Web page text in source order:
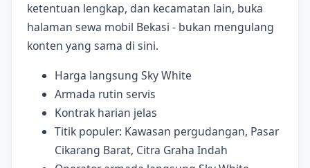
ketentuan lengkap, dan kecamatan lain, buka
halaman sewa mobil Bekasi - bukan mengulang
konten yang sama di sini.
Harga langsung Sky White
Armada rutin servis
Kontrak harian jelas
Titik populer: Kawasan pergudangan, Pasar
Cikarang Barat, Citra Graha Indah